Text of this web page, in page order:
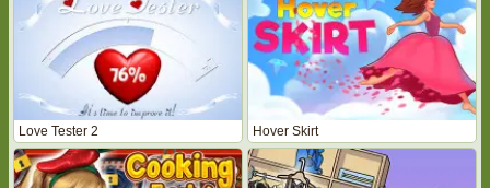
Love Tester 2 Hover Skirt